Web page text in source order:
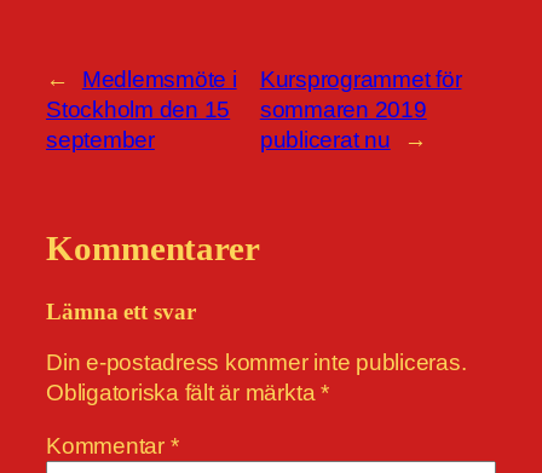
←
Medlemsmöte i
Stockholm den 15
september
Kursprogrammet för
sommaren 2019
publicerat nu
→
Kommentarer
Lämna ett svar
Din e-postadress kommer inte publiceras.
Obligatoriska fält är märkta*
Kommentar *